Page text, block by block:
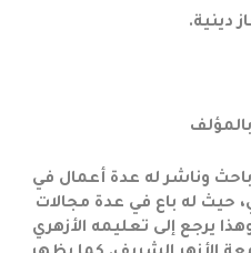
دينية.
وناشر له عدة أعمال في
حيث له باع في عدة مجالات
يرجع إلى تعليمه الأزهري